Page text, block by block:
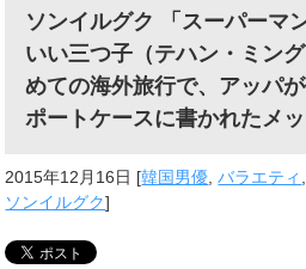
ソンイルグク 「スーパーマ
いい三つ子（テハン・ミン
めての海外旅行で、アッパ
ポートケースに書かれたメ
2015年12月16日 [韓国男優,バラエティ ,
ソンイルグク]